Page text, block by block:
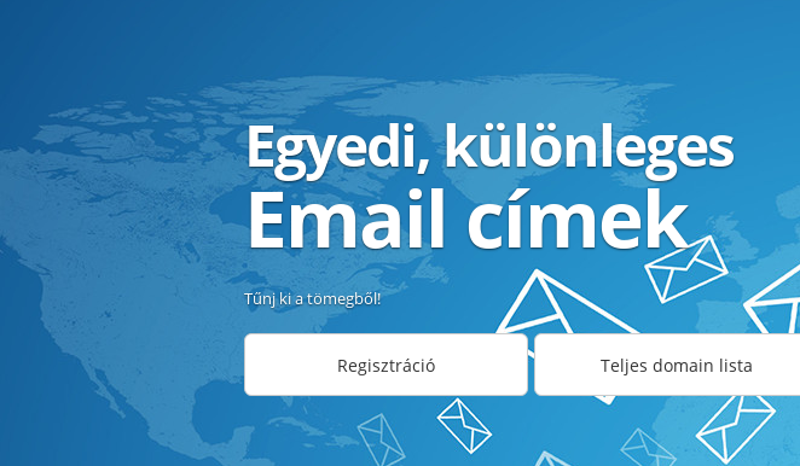
Egyedi, különleges
Email címek
Tűnj ki a tömegből!
Regisztráció Teljes domain lista